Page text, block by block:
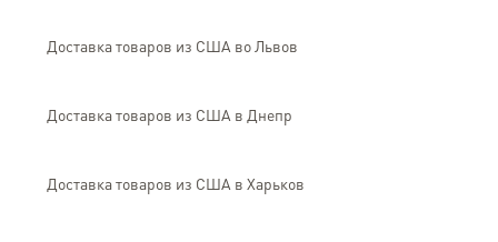
Доставка товаров из США во Львов
Доставка товаров из США в Днепр
Доставка товаров из США в Харьков